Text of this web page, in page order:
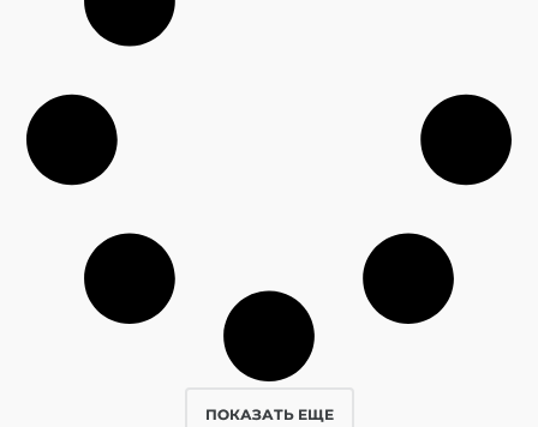
ПОКАЗАТЬ ЕЩЕ